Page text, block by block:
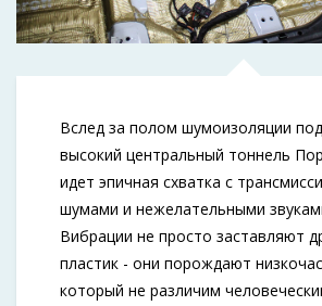
Вслед за полом шумоизоляции
высокий центральный тоннель
идет эпичная схватка с
шумами и нежелательными
Вибрации не просто заставляют
пластик - они порождают
который не различим